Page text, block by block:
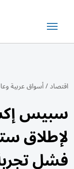
اقتصاد/أسواق عربية
سبيس
لإطلاق
فشل